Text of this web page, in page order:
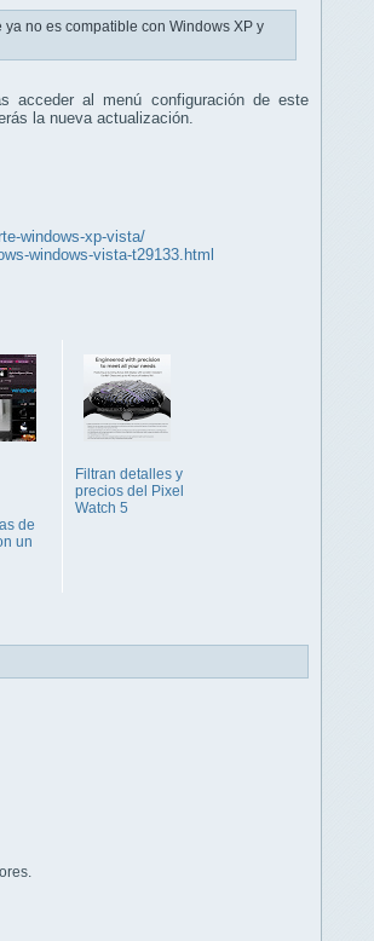
no es compatible con Windows XP y
acceder al menú configuración de este
la nueva actualización.
windows-xp-vista/
windows-vista-t29133.html
de
un
Filtran detalles y
precios del Pixel
Watch 5